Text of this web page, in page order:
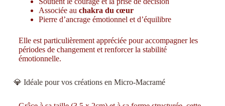
Associée au chakra du cœur
Pierre d’ancrage émotionnel et d’équilibre
Elle est particulièrement appréciée pour accompagner les
périodes de changement et renforcer la stabilité
émotionnelle.
💎 Idéale pour vos créations en Micro-Macramé